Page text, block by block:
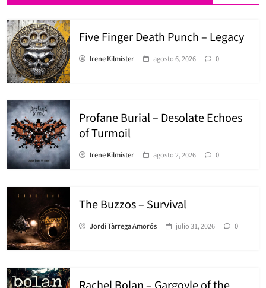
Five Finger Death Punch – Legacy
Irene Kilmister agosto 6, 2026 0
Profane Burial – Desolate Echoes
of Turmoil
Irene Kilmister agosto 2, 2026 0
The Buzzos – Survival
Jordi Tàrrega Amorós julio 31, 2026 0
Rachel Bolan – Gargoyle of the